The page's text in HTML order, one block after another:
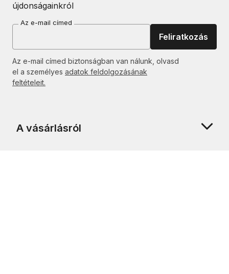
újdonságainkról
Az e-mail címed
Feliratkozás
Az e-mail címed biztonságban van nálunk, olvasd
el a személyes adatok feldolgozásának
feltételeit.
A vásárlásról